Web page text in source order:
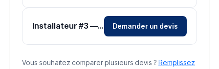
Installateur #3 — Zone Dordogne Demander un devis
Vous souhaitez comparer plusieurs devis ? Remplissez